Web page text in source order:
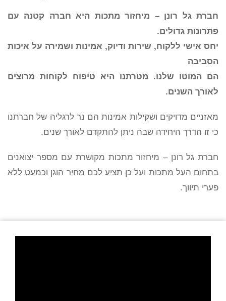
חברת גל רונן – מיחזור מתכות היא חברה קטנה עם
פתרונות גדולים.
יחס אישי ללקוח, שירות ודיוק, אמינות ושמירה על איכות
הסביבה
הם המוטו שלנו. מטרתנו היא טיפוח לקוחות מרוצים
לאורך השנים.
מאזניים מדויקים ושקילות אמינות הם נר לרגליה של חברתנו
כי זו הדרך היחידה שבה ניתן להתקדם לאורך שנים.
חברת גל רונן – מיחזור מתכות מקושרת עם מספר יצואנים
בתחום העל מתכות ועל כן תציע לכם מחיר הוגן וכמעט ללא
פערי תיווך.